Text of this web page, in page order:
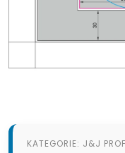
KATEGORIE: J&J